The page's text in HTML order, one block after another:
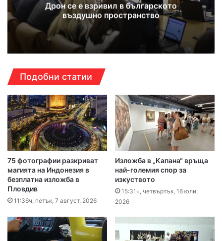
Дрон се е взривил в българското
въздушно пространство
Подобни статии
75 фотографии разкриват
магията на Индонезия в
безплатна изложба в
Пловдив
11:36ч, петък, 7 август, 2026
Изложба в „Капана“ връща
най-големия спор за
изкуството
15:31ч, четвъртък, 16 юли,
2026